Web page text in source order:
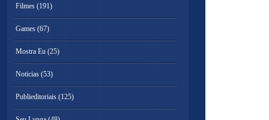
Filmes (191)
Games (67)
Mostra Eu (25)
Noticias (53)
Publieditoriais (125)